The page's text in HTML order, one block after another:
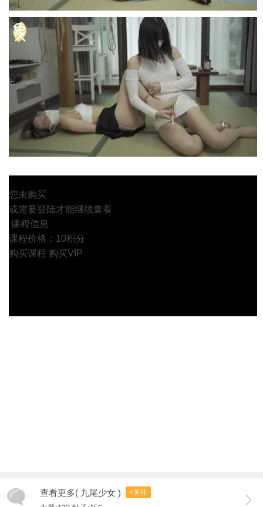
您未购买
或需要登陆才能继续查看
课程信息
课程价格：10积分
购买课程 购买VIP
查看更多( 九尾少女 ) +关注